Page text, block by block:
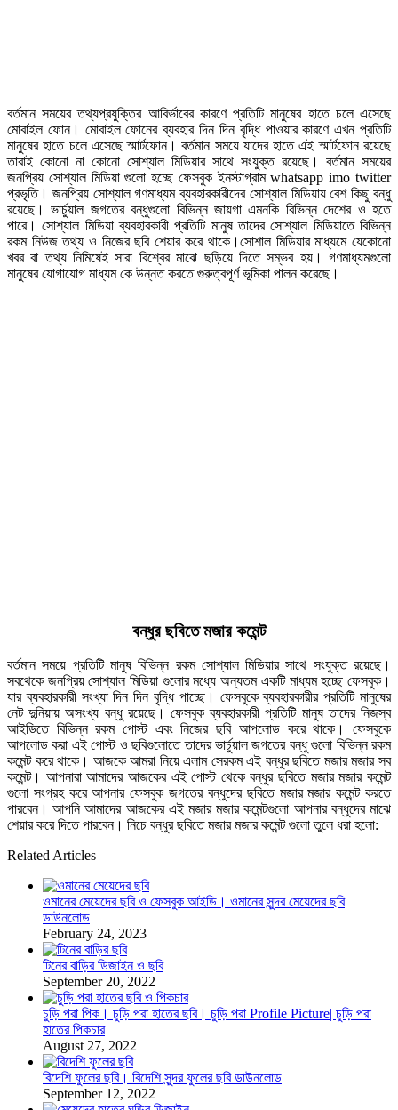
বর্তমান সময়ের তথ্যপ্রযুক্তির আবির্ভাবের কারণে প্রতিটি মানুষের হাতে চলে এসেছে
মোবাইল ফোন। মোবাইল ফোনের ব্যবহার দিন দিন বৃদ্ধি পাওয়ার কারণে এখন প্রতিটি
মানুষের হাতে চলে এসেছে স্মার্টফোন। বর্তমান সময়ে যাদের হাতে এই স্মার্টফোন রয়েছে
তারাই কোনো না কোনো সোশ্যাল মিডিয়ার সাথে সংযুক্ত রয়েছে। বর্তমান সময়ের
জনপ্রিয় সোশ্যাল মিডিয়া গুলো হচ্ছে ফেসবুক ইনস্টাগ্রাম whatsapp imo twitter
প্রভৃতি। জনপ্রিয় সোশ্যাল গণমাধ্যম ব্যবহারকারীদের সোশ্যাল মিডিয়ায় বেশ কিছু বন্ধু
রয়েছে। ভার্চুয়াল জগতের বন্ধুগুলো বিভিন্ন জায়গা এমনকি বিভিন্ন দেশের ও হতে
পারে। সোশ্যাল মিডিয়া ব্যবহারকারী প্রতিটি মানুষ তাদের সোশ্যাল মিডিয়াতে বিভিন্ন
রকম নিউজ তথ্য ও নিজের ছবি শেয়ার করে থাকে।সোশাল মিডিয়ার মাধ্যমে যেকোনো
খবর বা তথ্য নিমিষেই সারা বিশ্বের মাঝে ছড়িয়ে দিতে সম্ভব হয়। গণমাধ্যমগুলো
মানুষের যোগাযোগ মাধ্যম কে উন্নত করতে গুরুত্বপূর্ণ ভূমিকা পালন করেছে।
বন্ধুর ছবিতে মজার কমেন্ট
বর্তমান সময়ে প্রতিটি মানুষ বিভিন্ন রকম সোশ্যাল মিডিয়ার সাথে সংযুক্ত রয়েছে।
সবথেকে জনপ্রিয় সোশ্যাল মিডিয়া গুলোর মধ্যে অন্যতম একটি মাধ্যম হচ্ছে ফেসবুক।
যার ব্যবহারকারী সংখ্যা দিন দিন বৃদ্ধি পাচ্ছে। ফেসবুকে ব্যবহারকারীর প্রতিটি মানুষের
নেট দুনিয়ায় অসংখ্য বন্ধু রয়েছে। ফেসবুক ব্যবহারকারী প্রতিটি মানুষ তাদের নিজস্ব
আইডিতে বিভিন্ন রকম পোস্ট এবং নিজের ছবি আপলোড করে থাকে। ফেসবুকে
আপলোড করা এই পোস্ট ও ছবিগুলোতে তাদের ভার্চুয়াল জগতের বন্ধু গুলো বিভিন্ন রকম
কমেন্ট করে থাকে। আজকে আমরা নিয়ে এলাম সেরকম এই বন্ধুর ছবিতে মজার মজার সব
কমেন্ট। আপনারা আমাদের আজকের এই পোস্ট থেকে বন্ধুর ছবিতে মজার মজার কমেন্ট
গুলো সংগ্রহ করে আপনার ফেসবুক জগতের বন্ধুদের ছবিতে মজার মজার কমেন্ট করতে
পারবেন। আপনি আমাদের আজকের এই মজার মজার কমেন্টগুলো আপনার বন্ধুদের মাঝে
শেয়ার করে দিতে পারবেন। নিচে বন্ধুর ছবিতে মজার মজার কমেন্ট গুলো তুলে ধরা হলো:
Related Articles
ওমানের মেয়েদের ছবি ও ফেসবুক আইডি। ওমানের সুন্দর মেয়েদের ছবি
ডাউনলোড
February 24, 2023
টিনের বাড়ির ডিজাইন ও ছবি
September 20, 2022
চুড়ি পরা পিক। চুড়ি পরা হাতের ছবি। চুড়ি পরা Profile Picture| চুড়ি পরা
হাতের পিকচার
August 27, 2022
বিদেশি ফুলের ছবি। বিদেশি সুন্দর ফুলের ছবি ডাউনলোড
September 12, 2022